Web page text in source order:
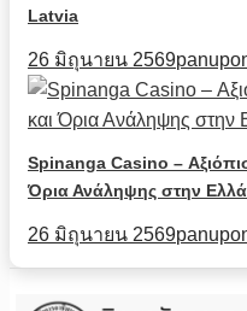
Latvia
26 มิถุนายน 2569
Spinanga Casino –
Όρια Ανάληψης στην
26 มิถุนายน 2569